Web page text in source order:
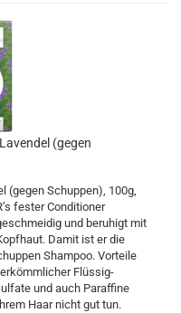
(gegen
(gegen Schuppen), 100g,
fester Conditioner
und beruhigt mit
Damit ist er die
Shampoo. Vorteile
Flüssig-
und auch Paraffine
Haar nicht gut tun.